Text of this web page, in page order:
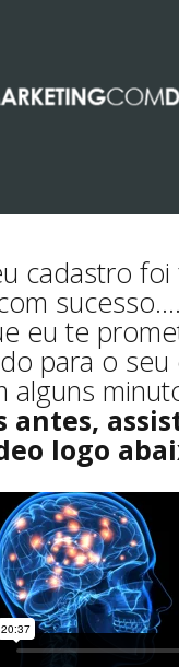
cadastro
sucesso....
eu te
para o seu
alguns
antes,
logo